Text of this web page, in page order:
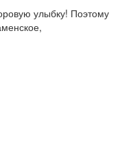
улыбку! Поэтому